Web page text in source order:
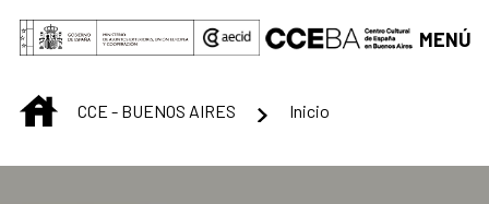
Saltar al contenido principal
MENÚ
INICIOCCE - BUENOS AIRES Inicio